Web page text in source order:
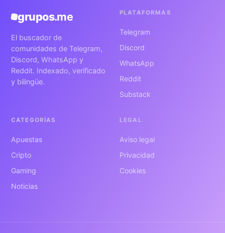
grupos.me
El buscador de
comunidades de Telegram,
Discord, WhatsApp y
Reddit. Indexado, verificado
y bilingüe.
PLATAFORMAS
Telegram
Discord
WhatsApp
Reddit
Substack
CATEGORÍAS
Apuestas
Cripto
Gaming
Noticias
LEGAL
Aviso legal
Privacidad
Cookies